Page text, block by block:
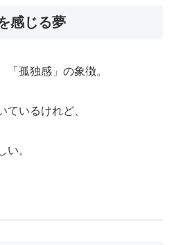
感じる夢
「孤独感」の象徴。
ているけれど、
い。